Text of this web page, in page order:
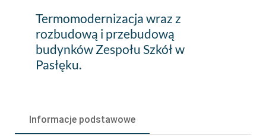
Termomodernizacja
wraz
rozbudową
przebudową
Termomodernizacja wraz z
rozbudową i przebudową
budynków Zespołu Szkół w
Pasłęku.
Informacje podstawowe